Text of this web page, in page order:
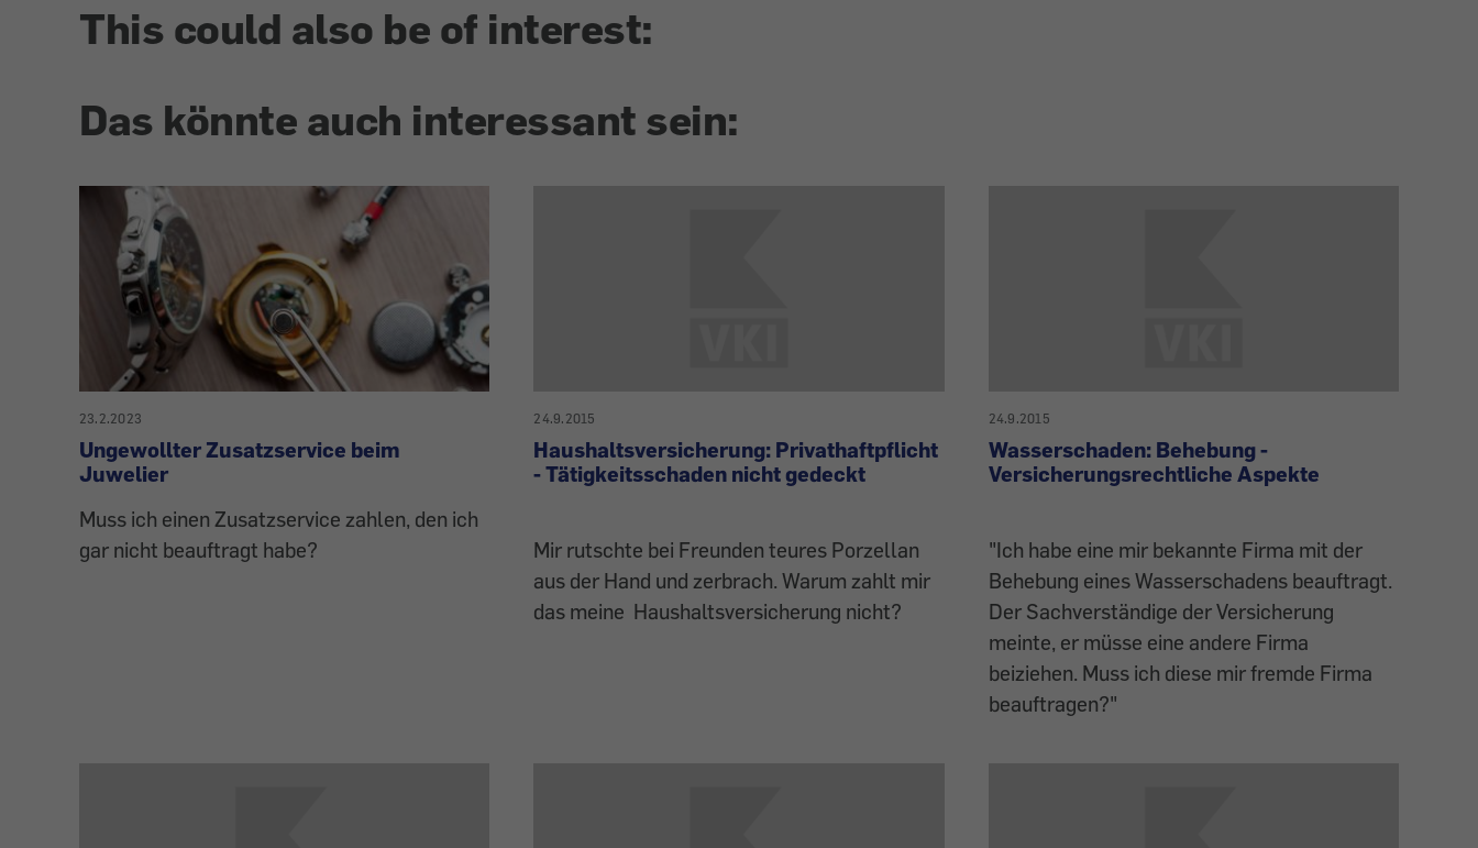
This could also be of interest:
Das könnte auch interessant sein:
23.2.2023
Ungewollter Zusatzservice beim
Juwelier
Muss ich einen Zusatzservice zahlen, den ich
gar nicht beauftragt habe?
24.9.2015
Haushaltsversicherung: Privathaftpflicht
- Tätigkeitsschaden nicht gedeckt
Mir rutschte bei Freunden teures Porzellan
aus der Hand und zerbrach. Warum zahlt mir
das meine Haushaltsversicherung nicht?
24.9.2015
Wasserschaden: Behebung -
Versicherungsrechtliche Aspekte
"Ich habe eine mir bekannte Firma mit der
Behebung eines Wasserschadens beauftragt.
Der Sachverständige der Versicherung
meinte, er müsse eine andere Firma
beiziehen. Muss ich diese mir fremde Firma
beauftragen?"